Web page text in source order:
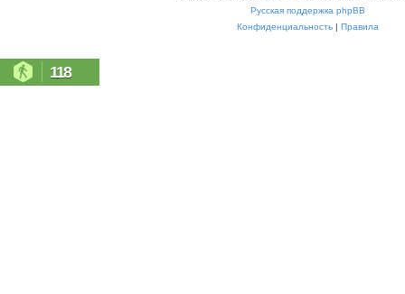
Русская поддержка phpBB
Конфиденциальность | Правила
118